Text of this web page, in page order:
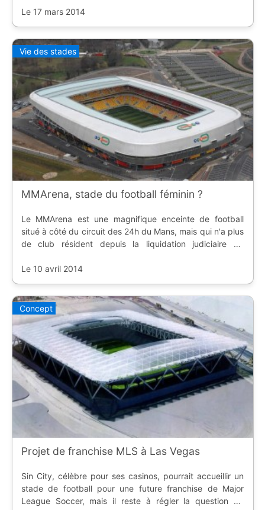
Le 17 mars 2014
Vie des stades
MMArena, stade du football féminin ?
Le MMArena est une magnifique enceinte de football
situé à côté du circuit des 24h du Mans, mais qui n'a plus
de club résident depuis la liquidation judiciaire du
football féminin va se dérouler le 7
Le 10 avril 2014
Concept
Projet de franchise MLS à Las Vegas
Sin City, célèbre pour ses casinos, pourrait accueillir un
stade de football pour une future franchise de Major
League Soccer, mais il reste à régler la question du